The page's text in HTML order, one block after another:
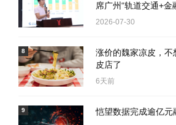
席广州“轨道交通+金
座谈会
2026-07-30
涨价的魏家凉皮，不
皮店了
6天前
8
恺望数据完成逾亿元
9